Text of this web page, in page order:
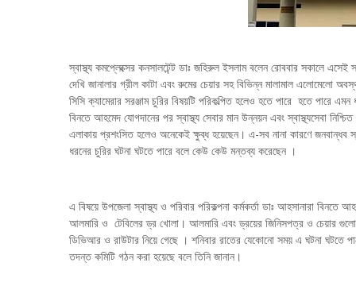
স্বাস্থ্য কমপ্লেক্সের কনসালটেন্ট ডাঃ জহিরুল ইসলাম বলেন রোববার সকালে
দেখি জানালার গ্রীল কাটা এবং রুমের চেয়ার সহ বিভিন্ন মালামাল এলোমেলো
সিসি ক্যামেরার সরঞ্জাম চুরির বিষয়টি পরিকল্পিত হলেও হতে পারে হতে পারে
বিনতে আহমেদ যোগদানের পর স্বাস্থ্য সেবার মান উন্নয়ন এবং স্বাস্থ্যসেবা
এলাকায় প্রশংসিত হলেও অনেকেই ক্ষুব্ধ হয়েছেন। এ-সব নানা কারণে জনবান্ধব
ধরনের চুরির ঘটনা ঘটতে পারে বলে কেউ কেউ মন্তব্য করেছেন ।
এ বিষয়ে উপজেলা স্বাস্থ্য ও পরিবার পরিকল্পনা কর্মকর্তা ডাঃ আহসানারা
আলমারি ও টেবিলের ড্র খোলা। আলমারি এবং ড্রয়ের জিনিসপত্র ও চেয়ার
ডিভিআর ও রাউটার নিয়ে গেছে । শনিবার রাতের যেকোনো সময় এ ঘটনা ঘটতে
তদন্ত কমিটি গঠন করা হয়েছে বলে তিনি জানান।